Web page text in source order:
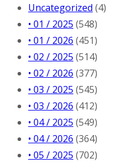
Uncategorized (4)
• 01 / 2025 (548)
• 01 / 2026 (451)
• 02 / 2025 (514)
• 02 / 2026 (377)
• 03 / 2025 (545)
• 03 / 2026 (412)
• 04 / 2025 (549)
• 04 / 2026 (364)
• 05 / 2025 (702)